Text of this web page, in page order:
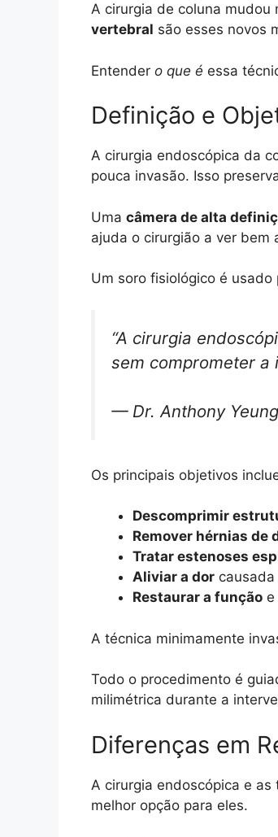
A cirurgia de coluna mudou
vertebral são esses novos
Entender o que é essa
Definição e
A cirurgia endoscópica da
pouca invasão. Isso
Uma câmera de alta
ajuda o cirurgião a ver bem
Um soro fisiológico é
“A cirurgia
sem comprometer a
— Dr. Anthony
Os principais objetivos
Descomprimir
Remover hérnias de
Tratar estenoses
Aliviar a dor
Restaurar a função
A técnica minimamente
Todo o procedimento é
milimétrica durante a
Diferenças em
A cirurgia endoscópica e
melhor opção para eles.